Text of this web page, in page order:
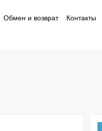
Обмен и возврат Контакты